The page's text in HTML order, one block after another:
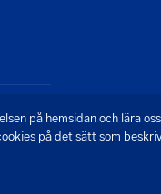
på hemsidan och lära
på det sätt som